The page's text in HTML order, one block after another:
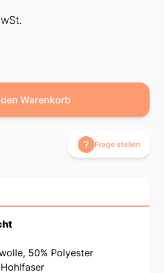
Warenkorb
Frage stellen
50% Polyester